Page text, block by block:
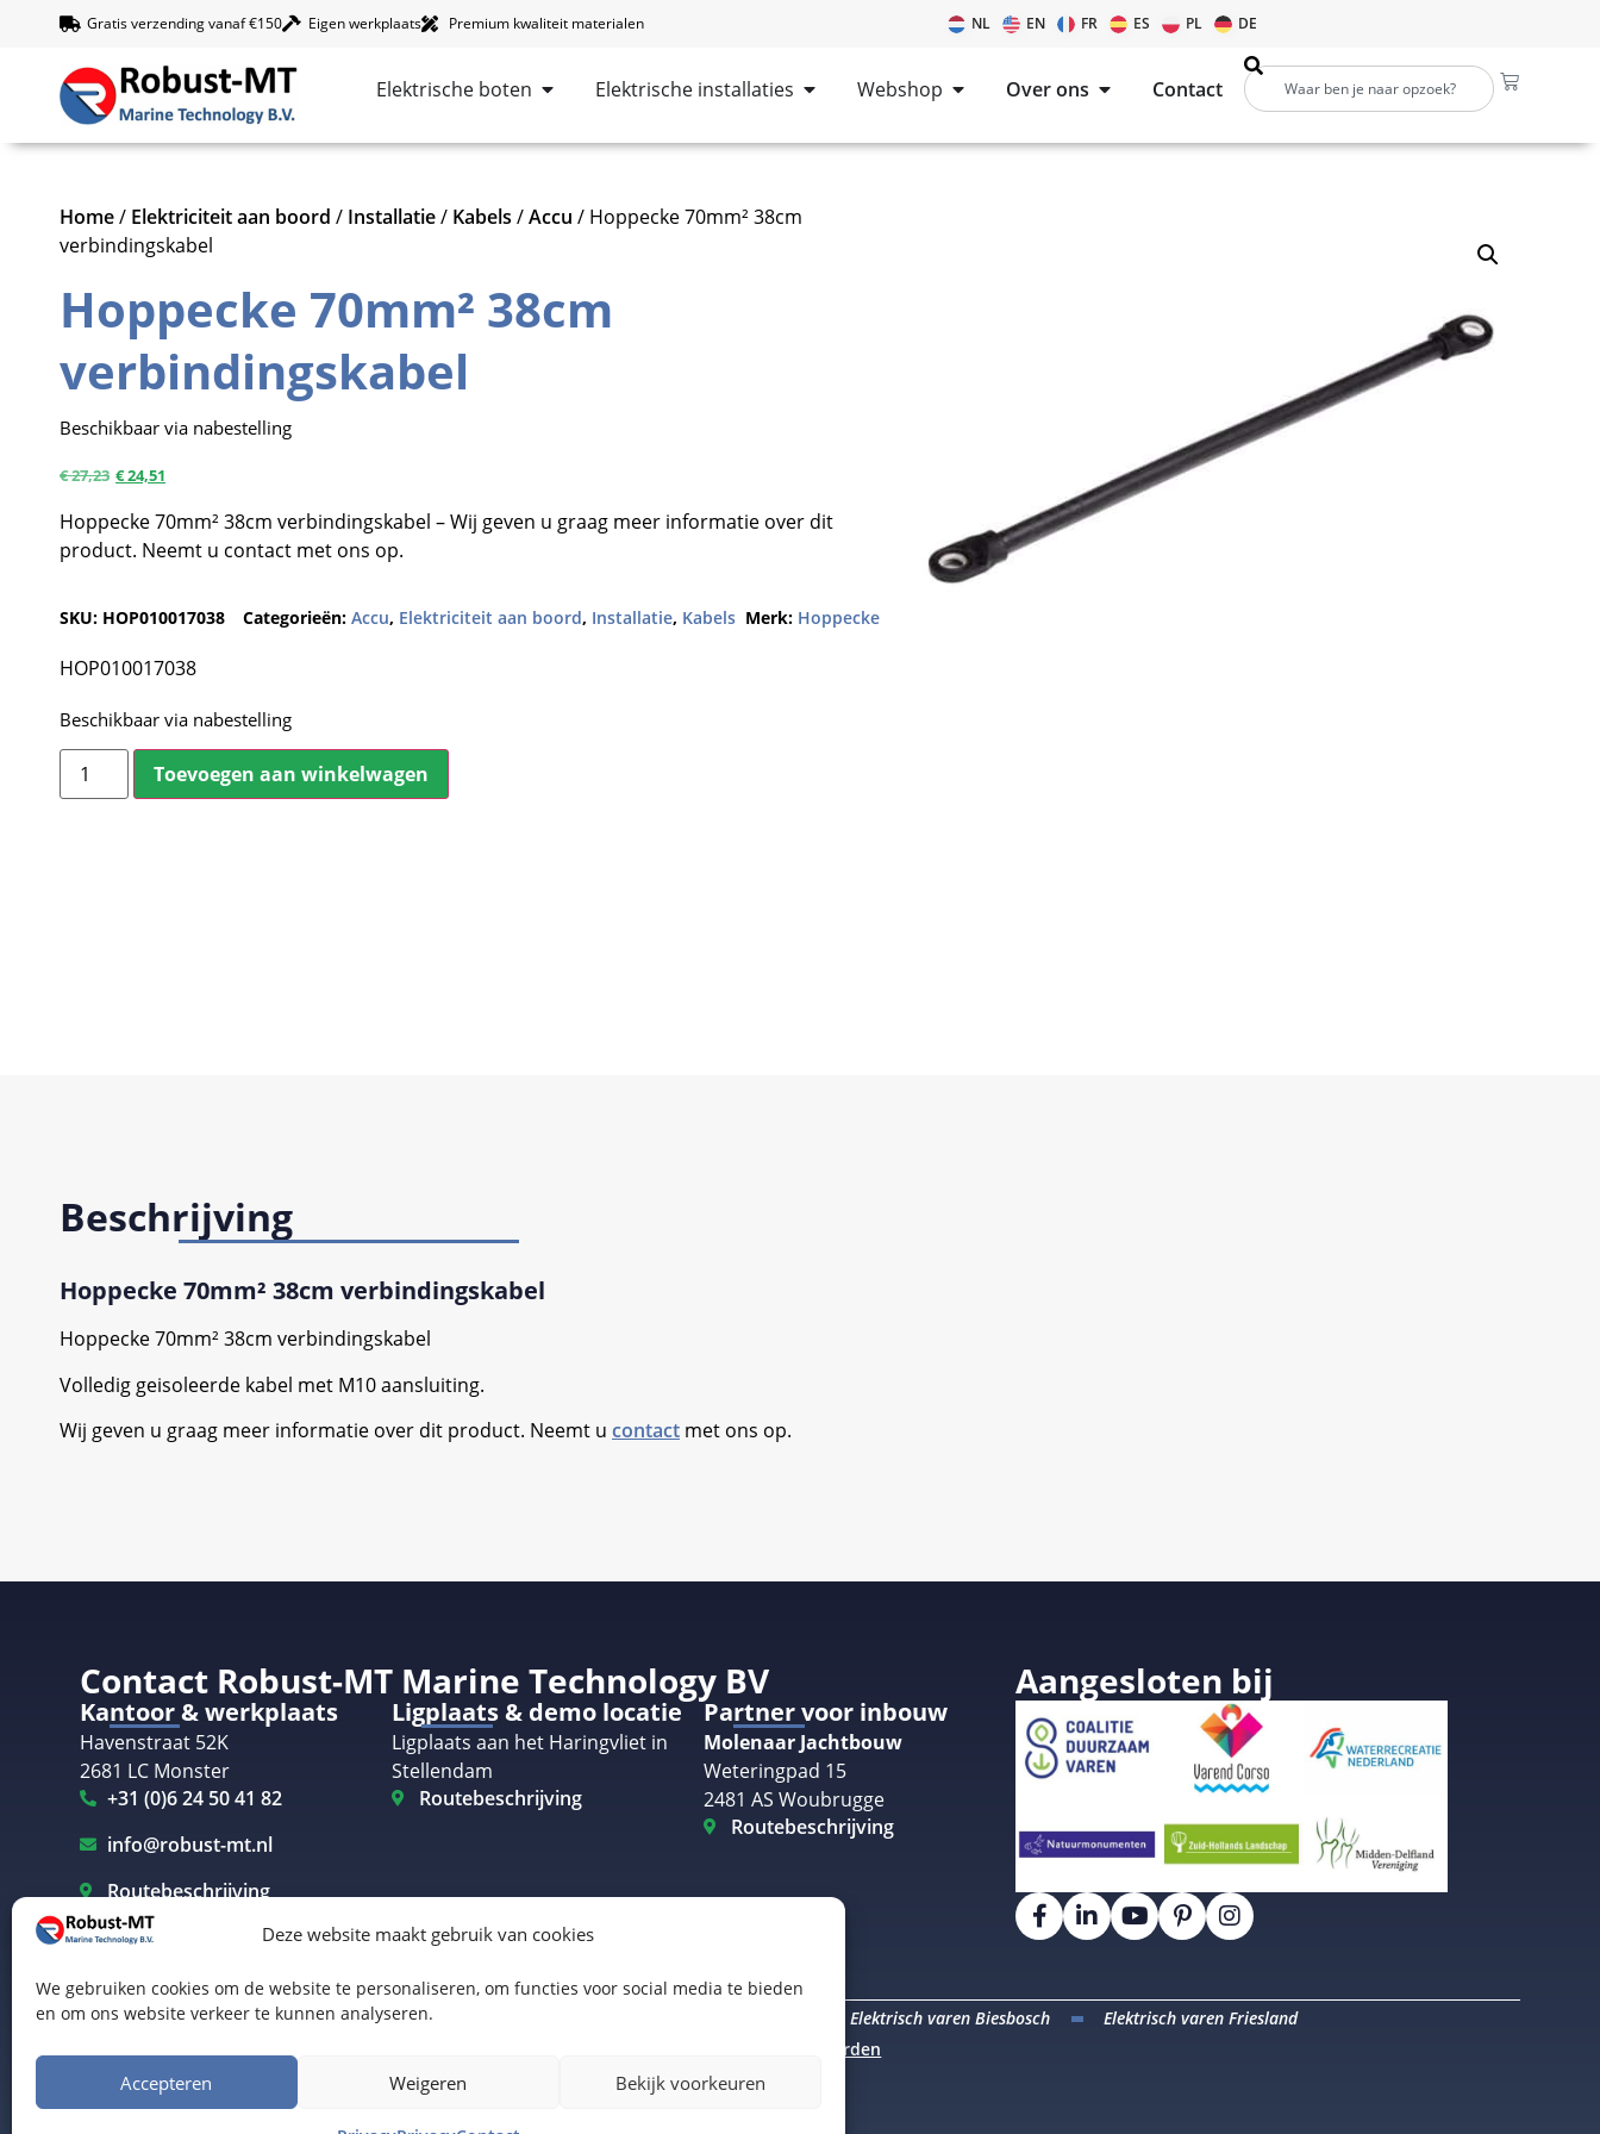
Deze website maakt gebruik van cookies
We gebruiken cookies om de website te personaliseren, om functies voor social media te bieden
en om ons website verkeer te kunnen analyseren.
Accepteren Weigeren Bekijk voorkeuren
Gratis verzending vanaf €150 Eigen werkplaats Premium kwaliteit materialen NL EN FR ES PL DE
Elektrische boten Elektrische installaties Webshop Over ons Contact
Home/ Elektriciteit aan boord / Installatie/ Kabels /Accu / Hoppecke 70mm² 38cm
verbindingskabel
Hoppecke 70mm² 38cm
verbindingskabel
Beschikbaar via nabestelling
€27,23 €24,51
Hoppecke 70mm² 38cm verbindingskabel – Wij geven u graag meer informatie over dit
product. Neemt u contact met ons op.
SKU: HOP010017038 Categorieën: Accu, Elektriciteit aan boord, Installatie, Kabels Merk: Hoppecke
HOP010017038
Beschikbaar via nabestelling
Toevoegen aan winkelwagen
Beschrijving
Hoppecke 70mm² 38cm verbindingskabel
Hoppecke 70mm² 38cm verbindingskabel
Volledig geisoleerde kabel met M10 aansluiting.
Wij geven u graag meer informatie over dit product. Neemt u contact met ons op.
Contact Robust-MT Marine Technology BV
Kantoor & werkplaats
Havenstraat 52K
2681 LC Monster
+31 (0)6 24 50 41 82
info@robust-mt.nl
Routebeschrijving
Ligplaats & demo locatie
Ligplaats aan het Haringvliet in
Stellendam
Routebeschrijving
Partner voor inbouw
Molenaar Jachtbouw
Weteringpad 15
2481 AS Woubrugge
Routebeschrijving
Aangesloten bij
Elektrisch varen Westland Elektrisch varen Rotterdam Elektrisch varen Biesbosch
Elektrisch varen Friesland
Algemene voorwaarden